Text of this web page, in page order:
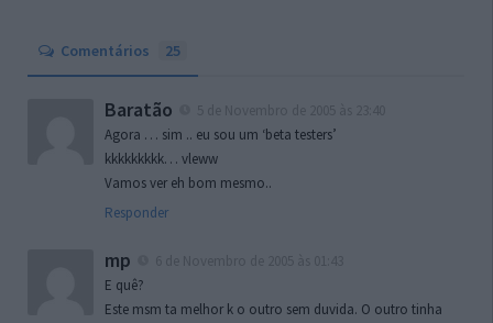
Comentários 25
Baratão
Agora … sim .. eu sou um ‘beta testers’
kkkkkkkkk… vleww
Vamos ver eh bom mesmo..
Responder
mp
E quê?
Este msm ta melhor k o outro sem duvida. O outro tinha